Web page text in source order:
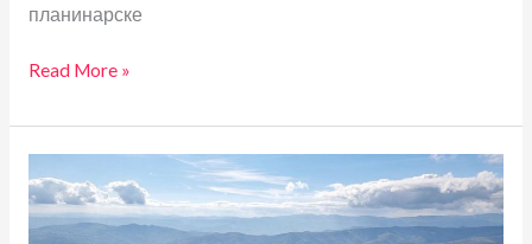
планинарске
Белоградчик
Враца
Read More »